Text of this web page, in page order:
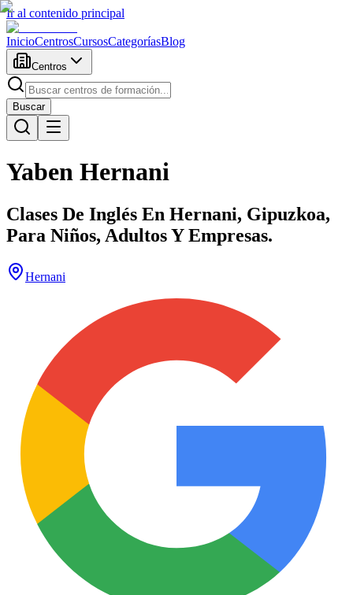
Ir al contenido principal
InicioCentrosCursosCategoríasBlog
Centros
Buscar
Yaben Hernani
Clases De Inglés En Hernani, Gipuzkoa,
Para Niños, Adultos Y Empresas.
Hernani